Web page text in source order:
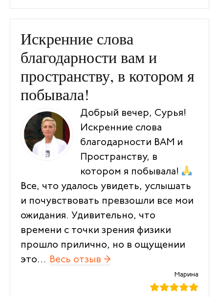
Искренние слова
благодарности вам и
пространству, в котором я
побывала!
Добрый вечер, Сурья!
Искренние слова
благодарности ВАМ и
Пространству, в
котором я побывала!
Все, что удалось увидеть, услышать
и почувствовать превзошли все мои
ожидания. Удивительно, что
времени с точки зрения физики
прошло прилично, но в ощущении
это… Весь отзыв →
Марина